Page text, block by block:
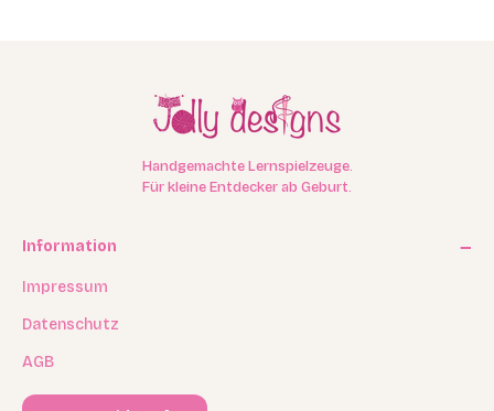
Handgemachte Lernspielzeuge.
Für kleine Entdecker ab Geburt.
Information
Impressum
Datenschutz
AGB